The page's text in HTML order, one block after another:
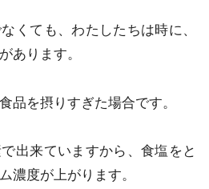
くても、わたしたちは時に、
あります。
品を摂りすぎた場合です。
出来ていますから、食塩をと
濃度が上がります。